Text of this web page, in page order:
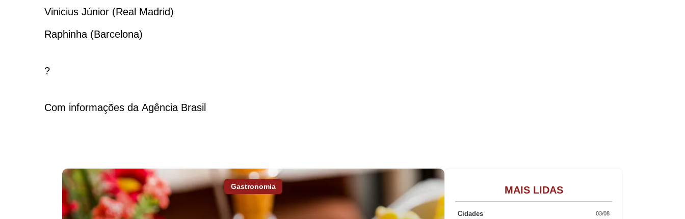
Vinicius Júnior (Real Madrid)
Raphinha (Barcelona)
?
Com informações da Agência Brasil
Gastronomia MAIS LIDAS
Cidades 03/08